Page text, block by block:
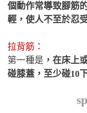
個動作常導致腳筋
輕，使人不至於忍
拉背筋：
第一種是 ，在床上
碰膝蓋，至少碰10